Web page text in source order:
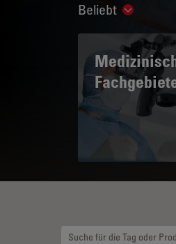
Beliebt Show